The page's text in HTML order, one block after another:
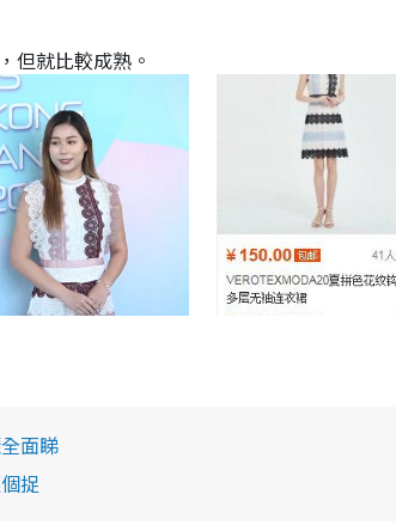
但就比較成熟。
面睇
捉